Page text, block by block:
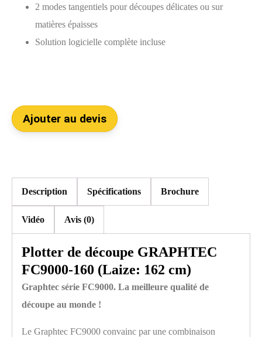
2 modes tangentiels pour découpes délicates ou sur
matières épaisses
Solution logicielle complète incluse
Ajouter au devis
Description Spécifications Brochure
Vidéo Avis (0)
Plotter de découpe GRAPHTEC
FC9000-160 (Laize: 162 cm)
Graphtec série FC9000. La meilleure qualité de
découpe au monde !
Le Graphtec FC9000 convainc par une combinaison